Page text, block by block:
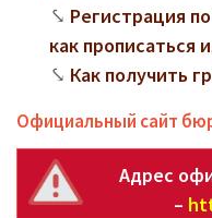
Регистрация
как прописаться
Как получить
Официальный сайт
Адрес
–